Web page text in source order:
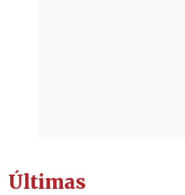
Últimas